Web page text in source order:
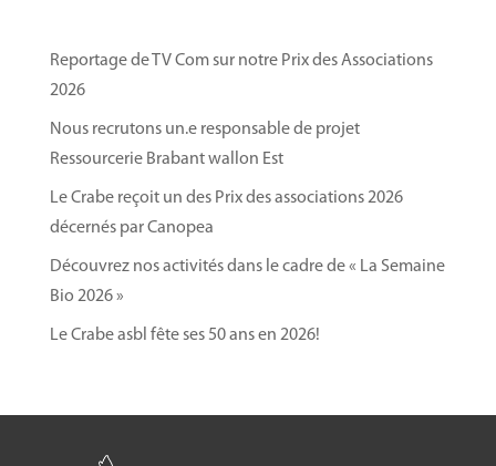
Reportage de TV Com sur notre Prix des Associations
2026
Nous recrutons un.e responsable de projet
Ressourcerie Brabant wallon Est
Le Crabe reçoit un des Prix des associations 2026
décernés par Canopea
Découvrez nos activités dans le cadre de « La Semaine
Bio 2026 »
Le Crabe asbl fête ses 50 ans en 2026!